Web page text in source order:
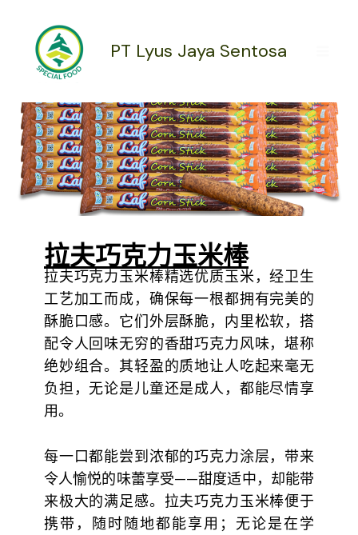
PT Lyus Jaya Sentosa
拉夫巧克力玉米棒
拉夫巧克力玉米棒精选优质玉米，经卫生
工艺加工而成，确保每一根都拥有完美的
酥脆口感。它们外层酥脆，内里松软，搭
配令人回味无穷的香甜巧克力风味，堪称
绝妙组合。其轻盈的质地让人吃起来毫无
负担，无论是儿童还是成人，都能尽情享
用。
每一口都能尝到浓郁的巧克力涂层，带来
令人愉悦的味蕾享受——甜度适中，却能带
来极大的满足感。拉夫巧克力玉米棒便于
携带，随时随地都能享用；无论是在学